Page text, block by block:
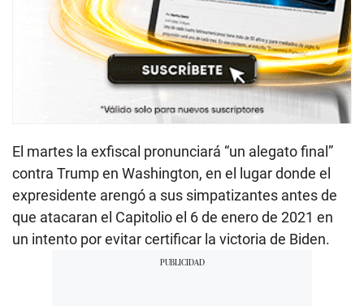
El martes la exfiscal pronunciará “un alegato final”
contra Trump en Washington, en el lugar donde el
expresidente arengó a sus simpatizantes antes de
que atacaran el Capitolio el 6 de enero de 2021 en
un intento por evitar certificar la victoria de Biden.